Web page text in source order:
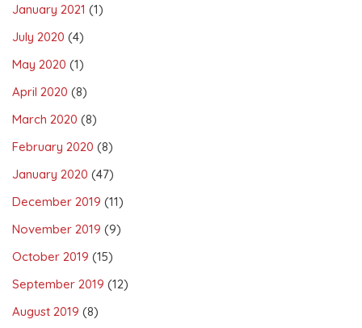
January 2021 (1)
July 2020 (4)
May 2020 (1)
April 2020 (8)
March 2020 (8)
February 2020 (8)
January 2020 (47)
December 2019 (11)
November 2019 (9)
October 2019 (15)
September 2019 (12)
August 2019 (8)